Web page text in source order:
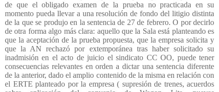
de que el obligado examen de la prueba no practicada en su
momento pueda llevar a una resolución de fondo del litigio distinta
de la que se produjo en la sentencia de 27 de febrero. O por decirlo
de otra forma algo más clara: aquello que la Sala está planteando es
que la aceptación de la prueba propuesta, que la empresa solicita y
que la AN rechazó por extemporánea tras haber solicitado su
inadmisión en el acto de juicio el sindicato CC OO, puede tener
consecuencias relevantes en orden a dictar una sentencia diferente
de la anterior, dado el amplio contenido de la misma en relación con
el ERTE planteado por la empresa ( supresión de trenes, acuerdos